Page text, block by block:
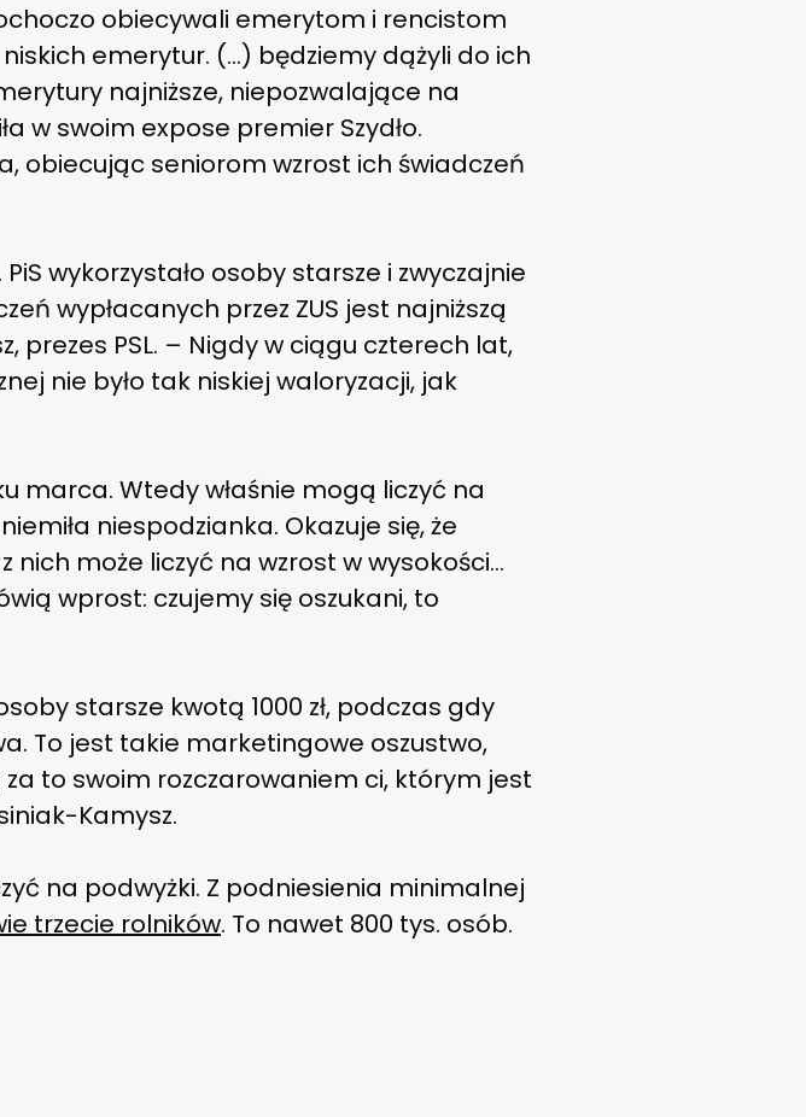
obiecywali emerytom i rencistom
emerytur. (…) będziemy dążyli do ich
najniższe, niepozwalające na
w swoim expose premier Szydło.
obiecując seniorom wzrost ich świadczeń
wykorzystało osoby starsze i zwyczajnie
wypłacanych przez ZUS jest najniższą
prezes PSL. – Nigdy w ciągu czterech lat,
nie było tak niskiej waloryzacji, jak
marca. Wtedy właśnie mogą liczyć na
niespodzianka. Okazuje się, że
nich może liczyć na wzrost w wysokości…
wprost: czujemy się oszukani, to
starsze kwotą 1000 zł, podczas gdy
To jest takie marketingowe oszustwo,
to swoim rozczarowaniem ci, którym jest
Kamysz.
na podwyżki. Z podniesienia minimalnej
trzecie rolników. To nawet 800 tys. osób.